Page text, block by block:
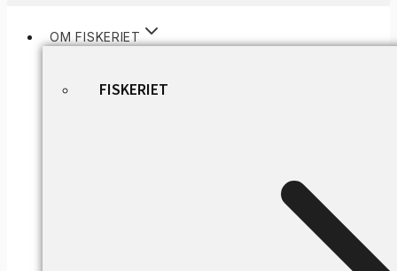
OM FISKERIET
FISKERIET